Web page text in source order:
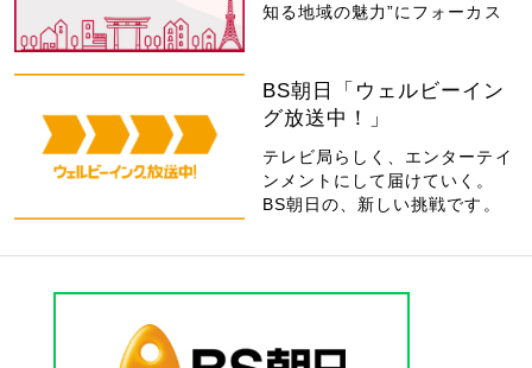
知る地域の魅力”にフォーカス
BS朝日「ウェルビーイン
グ放送中！」
テレビ局らしく、エンターテイ
ンメントにして届けていく。
BS朝日の、新しい挑戦です。